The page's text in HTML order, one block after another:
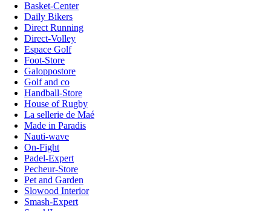
Basket-Center
Daily Bikers
Direct Running
Direct-Volley
Espace Golf
Foot-Store
Galoppostore
Golf and co
Handball-Store
House of Rugby
La sellerie de Maé
Made in Paradis
Nauti-wave
On-Fight
Padel-Expert
Pecheur-Store
Pet and Garden
Slowood Interior
Smash-Expert